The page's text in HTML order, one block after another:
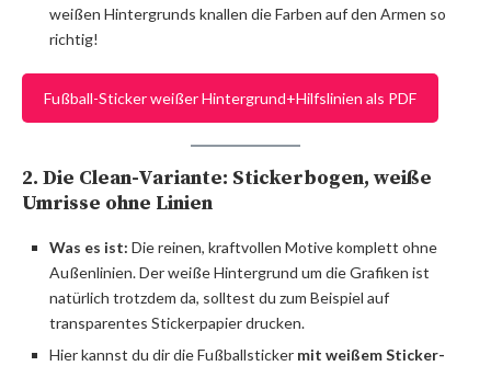
weißen Hintergrunds knallen die Farben auf den Armen so
richtig!
Fußball-Sticker weißer Hintergrund+Hilfslinien als PDF
2. Die Clean-Variante: Stickerbogen, weiße
Umrisse ohne Linien
Was es ist: Die reinen, kraftvollen Motive komplett ohne
Außenlinien. Der weiße Hintergrund um die Grafiken ist
natürlich trotzdem da, solltest du zum Beispiel auf
transparentes Stickerpapier drucken.
Hier kannst du dir die Fußballsticker mit weißem Sticker-